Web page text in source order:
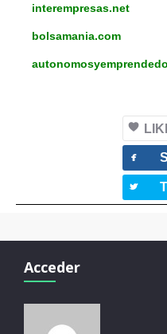
interempresas.net
bolsamania.com
facebook
twitterbird
Acceder